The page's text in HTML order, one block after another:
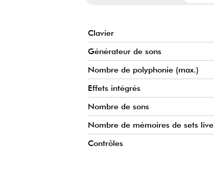
Clavier
Générateur de sons
Nombre de polyphonie (max.)
Effets intégrés
Nombre de sons
Nombre de mémoires de sets live
Contrôles